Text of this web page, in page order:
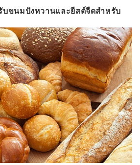
บขนมปังหวานและยีสต์จืดสำหรับ